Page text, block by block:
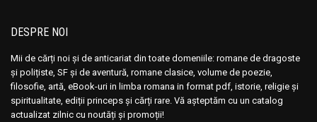
DESPRE NOI
Mii de cărți noi și de anticariat din toate domeniile: romane de dragoste
și polițiste, SF și de aventură, romane clasice, volume de poezie,
filosofie, artă, eBook-uri in limba romana in format pdf, istorie, religie și
spiritualitate, ediții princeps și cărți rare. Vă așteptăm cu un catalog
actualizat zilnic cu noutăți și promoții!